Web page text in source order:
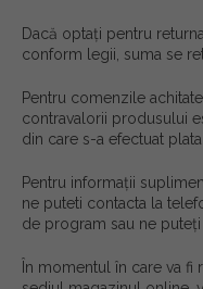
Dacă optați pentru
conform legii, suma se
Pentru comenzile
contravalorii produsului
din care s-a efectuat plata.
Pentru informații
ne puteti contacta la
de program sau ne
În momentul în care va